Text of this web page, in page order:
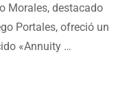
Morales, destacado
Portales, ofreció un
«Annuity …